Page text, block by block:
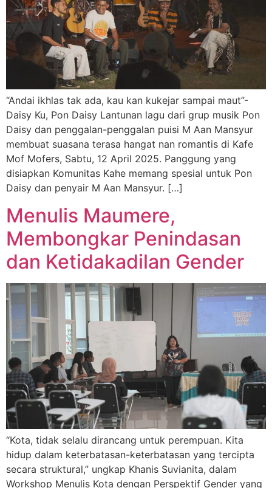
“Andai ikhlas tak ada, kau kan kukejar sampai maut”-
Daisy Ku, Pon Daisy Lantunan lagu dari grup musik Pon
Daisy dan penggalan-penggalan puisi M Aan Mansyur
membuat suasana terasa hangat nan romantis di Kafe
Mof Mofers, Sabtu, 12 April 2025. Panggung yang
disiapkan Komunitas Kahe memang spesial untuk Pon
Daisy dan penyair M Aan Mansyur. […]
Menulis Maumere,
Membongkar Penindasan
dan Ketidakadilan Gender
“Kota, tidak selalu dirancang untuk perempuan. Kita
hidup dalam keterbatasan-keterbatasan yang tercipta
secara struktural,” ungkap Khanis Suvianita, dalam
Workshop Menulis Kota dengan Perspektif Gender yang